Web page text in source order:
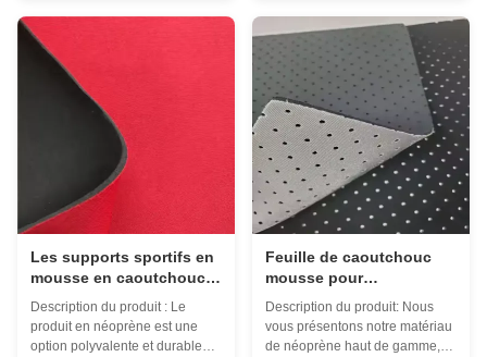
30D/50D/75D/100D ...
blanc et coloré À l'eau - Oui, oui.
Le type Tissu laminé à double
face Isolement - Oui, oui. Autre
nom Plaque ...
Les supports sportifs en
mousse en caoutchouc
en feuille de néoprène 3
mm
Description du produit : Le
produit en néoprène est une
option polyvalente et durable
Feuille de caoutchouc
mousse pour
combinaison de plongée
étanche pour
applications
Description du produit: Nous
vous présentons notre matériau
de néoprène haut de gamme,